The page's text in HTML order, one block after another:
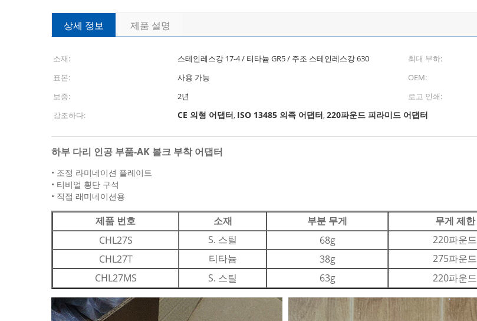
상세 정보 제품 설명
소재: 스테인레스강 17-4 / 티타늄 GR5 / 주조 스테인레스강 630 최대 부하:
표본:
사용 가능 OEM:
보증:
2년 로고 인쇄:
강조하다:
CE 의형 어댑터, ISO 13485 의족 어댑터,220파운드 피라미드 어댑터
하부 다리 인공 부품-AK 볼크 부착 어댑터
• 조정 라미네이션 플레이트
• 티비얼 횡단 구석
• 직접 래미네이션용
제품 번호 소재 부분 무게
무게 제한
CHL27S
S. 스틸 68g
220파운드
CHL27T
티타늄 38g
275파운드
CHL27MS
S. 스틸 63g 220파운드